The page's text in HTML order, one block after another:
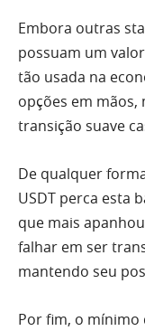
Embora outras
possuam um
tão usada na
opções em mãos,
transição suave
De qualquer
USDT perca esta
que mais
falhar em ser
mantendo seu
Por fim, o mínimo